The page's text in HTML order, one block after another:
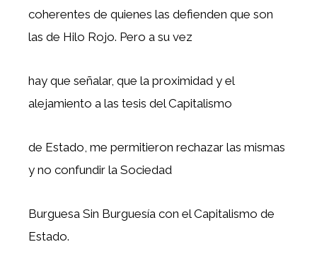
coherentes de quienes las defienden que son
las de Hilo Rojo. Pero a su vez
hay que señalar, que la proximidad y el
alejamiento a las tesis del Capitalismo
de Estado, me permitieron rechazar las mismas
y no confundir la Sociedad
Burguesa Sin Burguesía con el Capitalismo de
Estado.